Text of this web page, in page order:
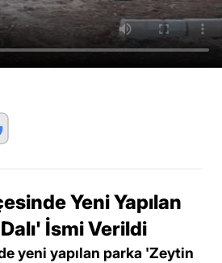
Yeni Yapılan
İsmi Verildi
yeni yapılan parka 'Zeytin